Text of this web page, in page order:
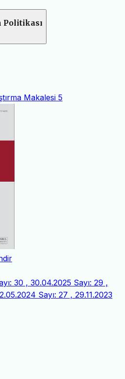
Politikası
Makalesi 5
30 , 30.04.2025 Sayı: 29 ,
Sayı: 27 , 29.11.2023